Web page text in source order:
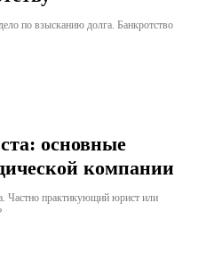
по взысканию долга. Банкротство
основные
компании
Частно практикующий юрист или